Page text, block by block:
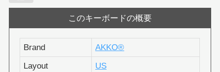
このキーボードの概要
Brand
AKKO®︎
Layout
US